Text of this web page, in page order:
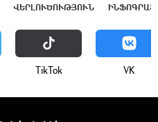
ՎԵՐԼՈՒԾՈՒԹՅՈՒՆ
ТikТоk VK